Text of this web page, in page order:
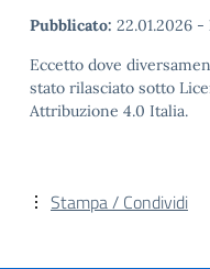
Pubblicato: 22.01.2026 -
Eccetto dove
stato rilasciato sotto
Attribuzione 4.0 Italia.
Stampa / Condividi